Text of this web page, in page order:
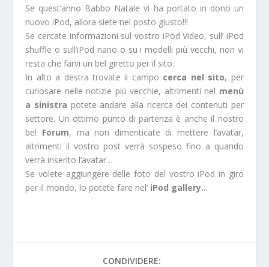
Se quest’anno Babbo Natale vi ha portato in dono un
nuovo iPod, allora siete nel posto giusto!!!
Se cercate informazioni sul vostro iPod Video, sull’ iPod
shuffle o sull’iPod nano o su i modelli più vecchi, non vi
resta che farvi un bel giretto per il sito.
In alto a destra trovate il campo cerca nel sito, per
curiosare nelle notizie più vecchie, altrimenti nel menù
a sinistra potete andare alla ricerca dei contenuti per
settore. Un ottimo punto di partenza è anche il nostro
bel Forum, ma non dimenticate di mettere l’avatar,
altrimenti il vostro post verrà sospeso fino a quando
verrà inserito l’avatar…
Se volete aggiungere delle foto del vostro iPod in giro
per il mondo, lo potete fare nel’ iPod gallery...
CONDIVIDERE: